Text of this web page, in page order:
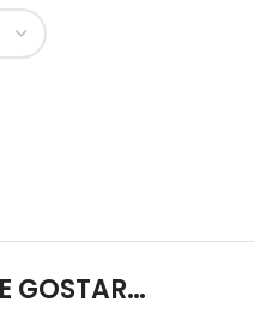
GOSTAR…